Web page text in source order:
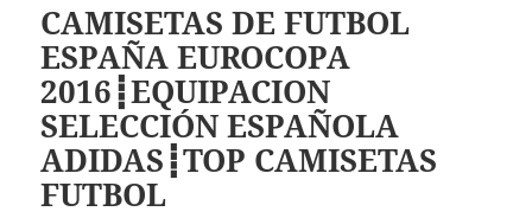
CAMISETAS DE FUTBOL
ESPAÑA EUROCOPA
2016┋EQUIPACION
SELECCIÓN ESPAÑOLA
ADIDAS┋TOP CAMISETAS
FUTBOL